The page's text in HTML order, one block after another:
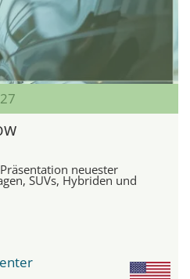
neuester
SUVs, Hybriden und